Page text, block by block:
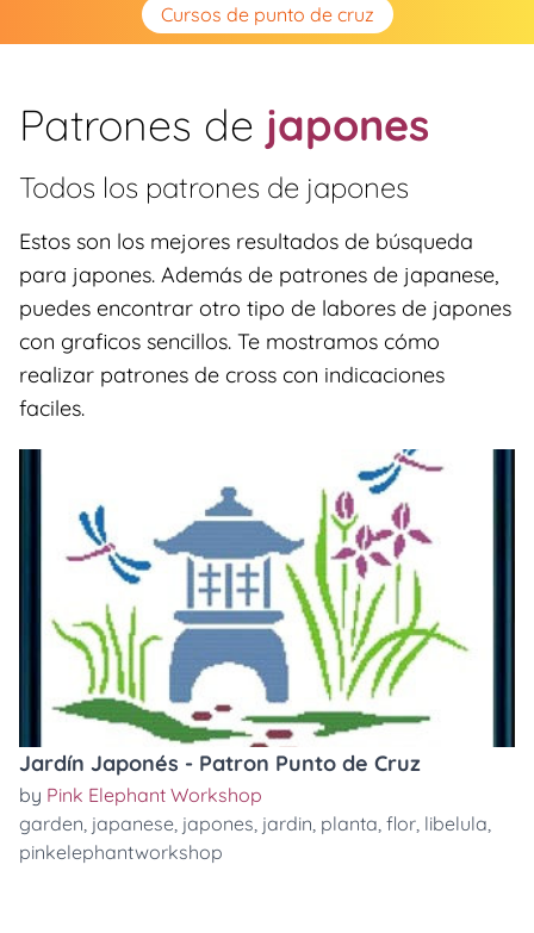
Cursos de punto de cruz
Patrones de japones
Todos los patrones de japones
Estos son los mejores resultados de búsqueda
para japones. Además de patrones de japanese,
puedes encontrar otro tipo de labores de japones
con graficos sencillos. Te mostramos cómo
realizar patrones de cross con indicaciones
faciles.
Jardín Japonés - Patron Punto de Cruz
by Pink Elephant Workshop
garden, japanese, japones, jardin, planta, flor, libelula,
pinkelephantworkshop